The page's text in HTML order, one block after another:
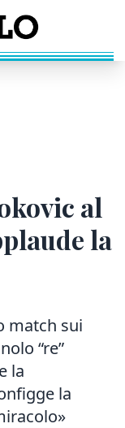
al
la
match sui
“re”
la
la